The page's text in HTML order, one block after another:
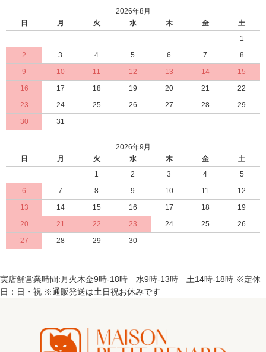
2026年8月
日
月 火 水 木 金
土
1
2
3 4 5 6 7
8
9
10 11 12 13 14
15
16
17 18 19 20 21
22
23
24 25 26 27 28
29
30
31
2026年9月
日
月 火 水 木 金
土
1
2 3 4
5
6
7 8 9 10 11
12
13
14 15 16 17 18
19
20
21 22 23 24 25
26
27
28 29 30
実店舗営業時間:月火木金9時-18時 水9時-13時 土14時-18時 ※定休
日：日・祝 ※通販発送は土日祝お休みです